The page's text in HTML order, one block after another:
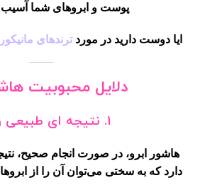
پوست و ابروهای شما آسیب
ایا دوست دارید در موردترندهای مانیکور و
دلایل محبوبیت
1. نتیجه ای طبیعی
هاشور ابرو، در صورت انجام صحیح،
دارد که به سختی می‌توان آن را از